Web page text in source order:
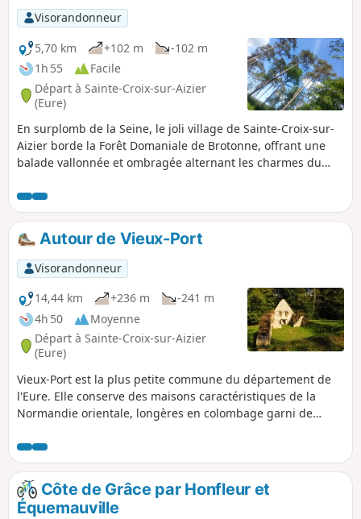
Visorandonneur
5,70 km
+102 m
-102 m
1h 55
Facile
Départ à Sainte-Croix-sur-Aizier
(Eure)
En surplomb de la Seine, le joli village de Sainte-Croix-sur-
Aizier borde la Forêt Domaniale de Brotonne, offrant une
balade vallonnée et ombragée alternant les charmes du
Autour de Vieux-Port
Visorandonneur
14,44 km
+236 m
-241 m
4h 50
Moyenne
Départ à Sainte-Croix-sur-Aizier
(Eure)
Vieux-Port est la plus petite commune du département de
l'Eure. Elle conserve des maisons caractéristiques de la
Normandie orientale, longères en colombage garni de
prisée des plaisanciers naviguant sur la Seine. La
randonnée traverse le village, mais aussi de très belles
forêts, des hameaux typiquement normands, et offre de
belles vues sur la Seine.
Côte de Grâce par Honfleur et
Équemauville